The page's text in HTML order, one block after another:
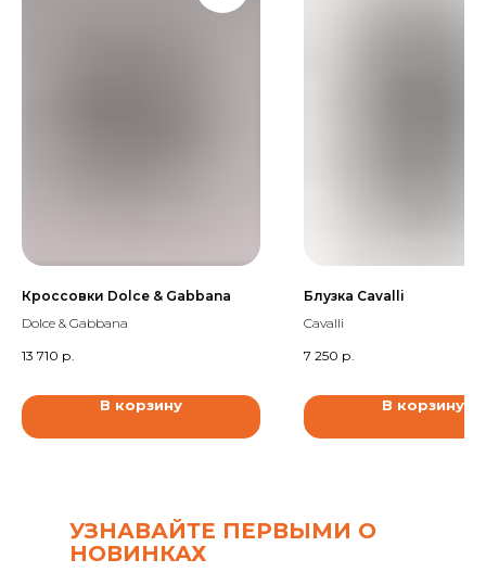
Кроссовки Dolce & Gabbana
Dolce & Gabbana
13 710 р.
В корзину
Блузка Cavalli
Cavalli
7 250 р.
В корзину
УЗНАВАЙТЕ ПЕРВЫМИ О
НОВИНКАХ